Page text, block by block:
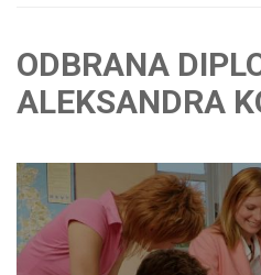
ODBRANA
ALEKSANDRA